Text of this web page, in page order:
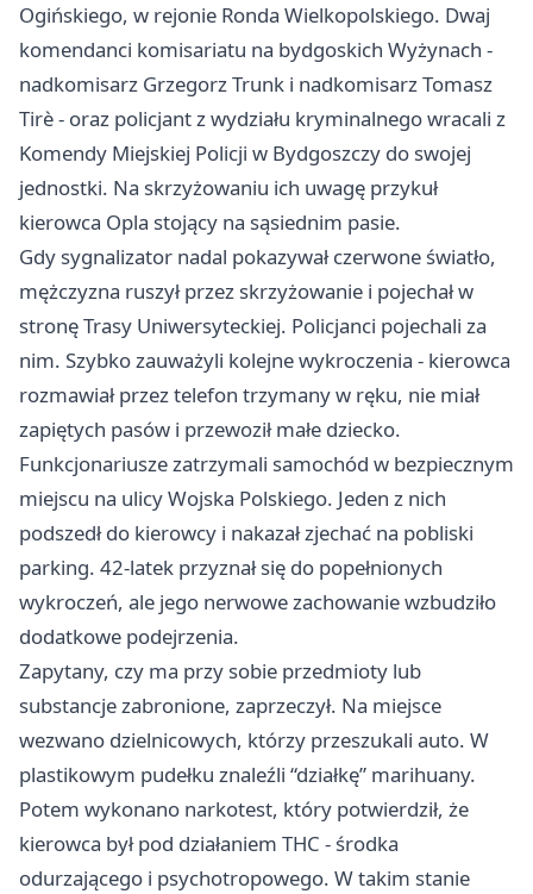
Ogińskiego, w rejonie Ronda Wielkopolskiego. Dwaj
komendanci komisariatu na bydgoskich Wyżynach -
nadkomisarz Grzegorz Trunk i nadkomisarz Tomasz
Tirè - oraz policjant z wydziału kryminalnego wracali z
Komendy Miejskiej Policji w Bydgoszczy do swojej
jednostki. Na skrzyżowaniu ich uwagę przykuł
kierowca Opla stojący na sąsiednim pasie.
Gdy sygnalizator nadal pokazywał czerwone światło,
mężczyzna ruszył przez skrzyżowanie i pojechał w
stronę Trasy Uniwersyteckiej. Policjanci pojechali za
nim. Szybko zauważyli kolejne wykroczenia - kierowca
rozmawiał przez telefon trzymany w ręku, nie miał
zapiętych pasów i przewoził małe dziecko.
Funkcjonariusze zatrzymali samochód w bezpiecznym
miejscu na ulicy Wojska Polskiego. Jeden z nich
podszedł do kierowcy i nakazał zjechać na pobliski
parking. 42-latek przyznał się do popełnionych
wykroczeń, ale jego nerwowe zachowanie wzbudziło
dodatkowe podejrzenia.
Zapytany, czy ma przy sobie przedmioty lub
substancje zabronione, zaprzeczył. Na miejsce
wezwano dzielnicowych, którzy przeszukali auto. W
plastikowym pudełku znaleźli “działkę” marihuany.
Potem wykonano narkotest, który potwierdził, że
kierowca był pod działaniem THC - środka
odurzającego i psychotropowego. W takim stanie